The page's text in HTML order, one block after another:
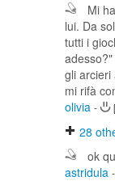
Mi
lui. Da
tutti i
gli arcieri
mi rifà
olivia - [
28
ok
astridula -